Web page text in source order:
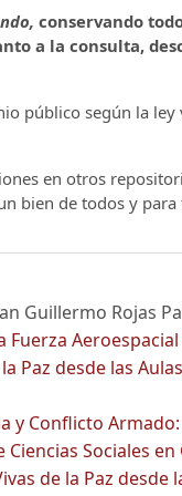
conservando
a la consulta,
público según la ley
en otros
bien de todos y para
Guillermo Rojas
Paz desde las
y Conflicto
Sociales en
de la Paz desde